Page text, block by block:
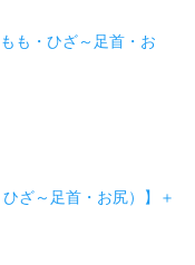
も・ひざ～足首・お
ざ～足首・お尻）】＋